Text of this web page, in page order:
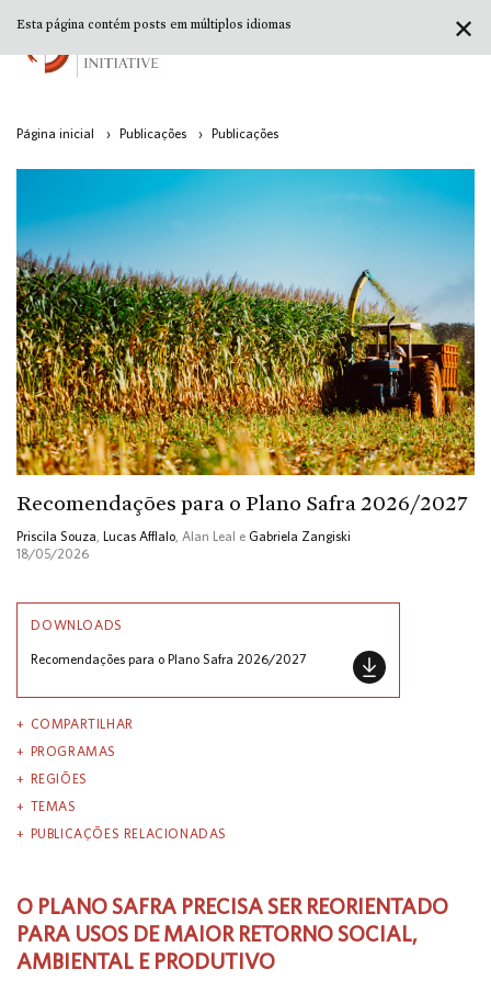
Página inicial › Publicações › Publicações
Recomendações para o Plano Safra 2026/2027
Priscila Souza Lucas Afflalo , Alan Leal e Gabriela Zangiski
18/05/2026
DOWNLOADS
Recomendações para o Plano Safra 2026/2027
COMPARTILHAR
PROGRAMAS
REGIÕES
TEMAS
PUBLICAÇÕES RELACIONADAS
O PLANO SAFRA PRECISA SER REORIENTADO
PARA USOS DE MAIOR RETORNO SOCIAL,
AMBIENTAL E PRODUTIVO
✕
Esta página contém posts em múltiplos idiomas